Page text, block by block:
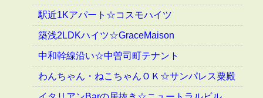
駅近1Kアパート☆コスモハイツ
築浅2LDKハイツ☆GraceMaison
中和幹線沿い☆中曽司町テナント
わんちゃん・ねこちゃんＯＫ☆サンパレス粟殿